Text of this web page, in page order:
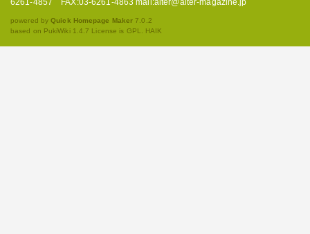
powered byQuick Homepage Maker 7.0.2
based on PukiWiki 1.4.7 License is GPL. HAIK